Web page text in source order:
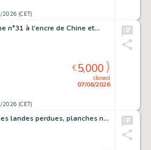
(CET)
n°31 à l'encre de Chine et…
(CET)
closed
07/06/2026
€5,000
Complainte des landes perdues, planches n°41 et…